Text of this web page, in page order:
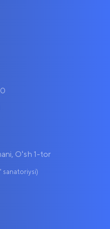
Oʻsh 1-tor
sanatoriysi)